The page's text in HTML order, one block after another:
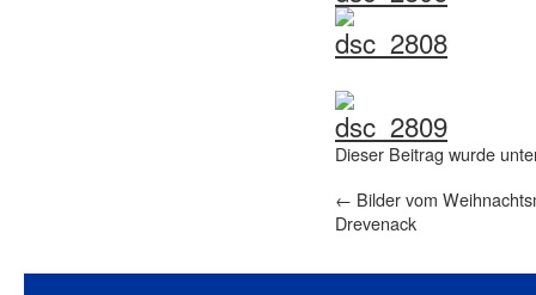
Dieser Beitrag wurde
← Bilder vom
Drevenack